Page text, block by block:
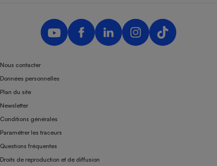
Nous contacter
Données personnelles
Plan du site
Newsletter
Conditions générales
Paramétrer les traceurs
Questions fréquentes
Droits de reproduction et de diffusion